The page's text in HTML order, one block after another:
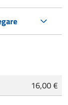
16,00 €